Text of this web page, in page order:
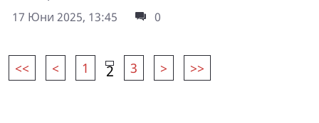
17 Юни 2025, 13:45
0
<< < 1 2 3 > >>